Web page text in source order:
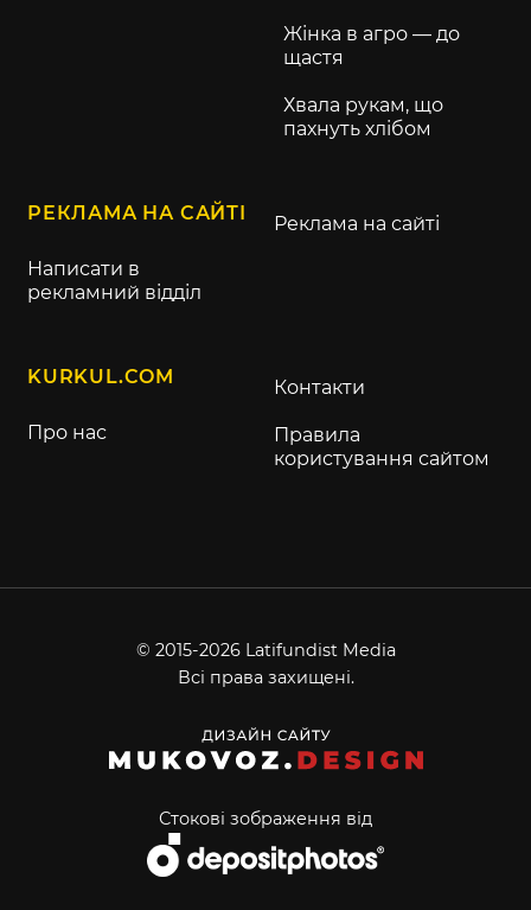
Жінка в агро — до
щастя
Хвала рукам, що
пахнуть хлібом
РЕКЛАМА НА САЙТІ
Написати в
рекламний відділ
Реклама на сайті
KURKUL.COM
Про нас
Контакти
Правила
користування сайтом
© 2015-2026 Latifundist Media
Всі права захищені.
Стокові зображення від